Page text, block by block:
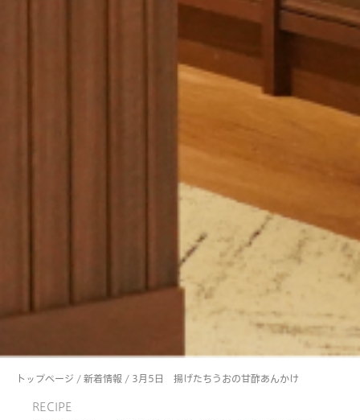
トップページ / 新着情報 / 3月5日 揚げたちうおの甘酢あんかけ
RECIPE